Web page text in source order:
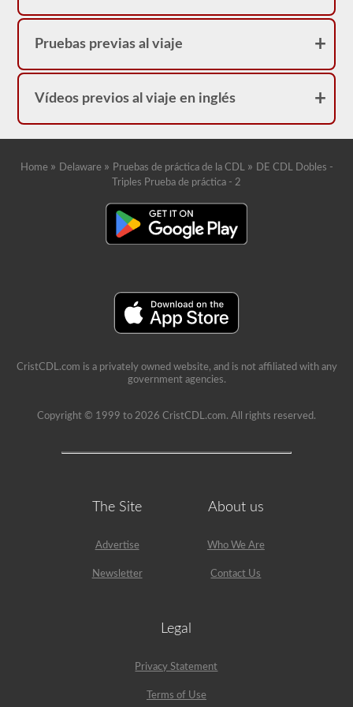
Pruebas previas al viaje
Vídeos previos al viaje en inglés
Home » Delaware » Pruebas de práctica de la CDL » DE CDL Dobles -
Triples Prueba de práctica - 2
CristCDL.com is a privately owned website, and is not affiliated with any
government agencies.
Copyright © 1999 to 2026 CristCDL.com. All rights reserved.
The Site
Advertise
Newsletter
About us
Who We Are
Contact Us
Legal
Privacy Statement
Terms of Use